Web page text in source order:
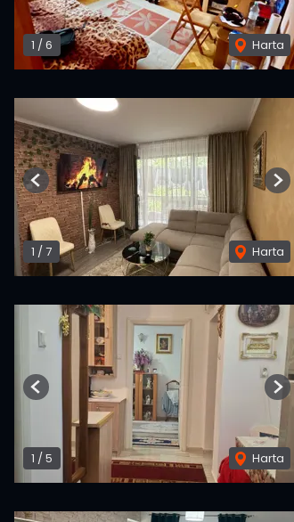
1 /6 Harta
1 /7 Harta
Previous Next
1 /5 Harta
Previous Next